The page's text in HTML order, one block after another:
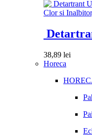
Clor si
38,89 lei
Horeca